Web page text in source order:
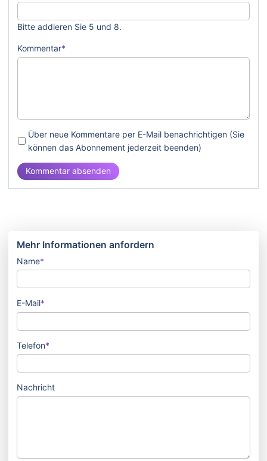
Bitte addieren Sie 5 und 8.
Pflichtfeld
Kommentar*
Über neue Kommentare per E-Mail benachrichtigen (Sie
können das Abonnement jederzeit beenden)
Kommentar absenden
Mehr Informationen anfordern
Pflichtfeld
Name*
Pflichtfeld
E-Mail*
Pflichtfeld
Telefon*
Nachricht